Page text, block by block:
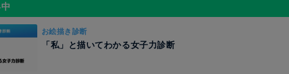
お絵描き診断
「私」と描いてわかる女子力診断